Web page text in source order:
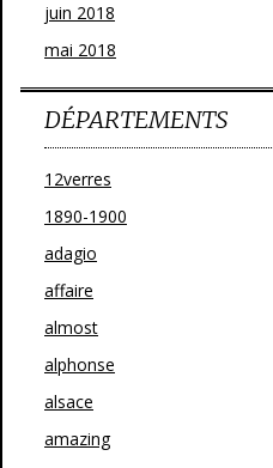
juin 2018
mai 2018
DÉPARTEMENTS
12verres
1890-1900
adagio
affaire
almost
alphonse
alsace
amazing